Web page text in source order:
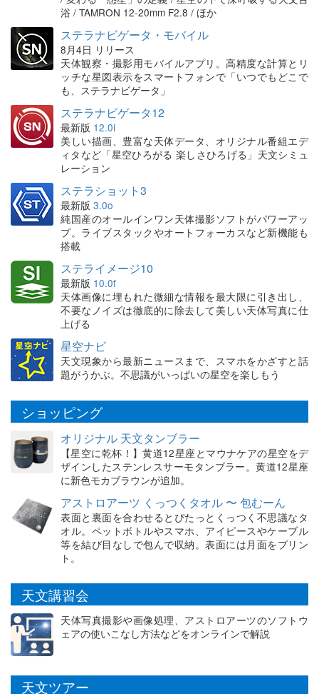
浴 / TAMRON 12-20mm F2.8 / ほか
ステラナビゲータ・モバイル
8月4日 リリース
天体観察・撮影用モバイルアプリ。高精度な計算とリ
ッチな星図表示をスマートフォンで「いつでもどこで
も、ステラナビゲータ」
ステラナビゲータ12
最新版 12.0i
美しい描画、豊富な天体データ、オリジナル番組エデ
ィタなど「星空ひろがる 楽しさひろげる」天文シミュ
レーション
ステラショット3
最新版 3.0o
純国産のオールインワン天体撮影ソフトがパワーアッ
プ。ライブスタックやオートフォーカスなど新機能も
搭載
ステライメージ10
最新版 10.0f
天体画像に埋もれた微細な情報を最大限に引き出し、
不要なノイズは徹底的に除去して美しい天体写真に仕
上げる
星空ナビ
天文現象から最新ニュースまで、スマホをかざすと話
題がうかぶ。不思議がいっぱいの星空を楽しもう
ショッピング
オリジナル 天文タンブラー
【星空に乾杯！】黄道12星座とマウナケアの星空をデ
ザインしたステンレスサーモタンブラー。黄道12星座
に新色モカブラウンが追加。
アストロアーツ くっつくタオル 〜 包むーん
表面と裏面を合わせるとぴたっとくっつく不思議なタ
オル。ペットボトルやスマホ、アイピースやケーブル
等を結び目なしで包んで収納。表面には月面をプリン
ト。
天文講習会
天体写真撮影や画像処理、アストロアーツのソフトウ
ェアの使いこなし方法などをオンラインで解説
天文ツアー